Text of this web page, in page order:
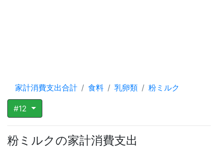
家計消費支出合計 食料 乳卵類 粉ミルク
#12
粉ミルクの家計消費支出